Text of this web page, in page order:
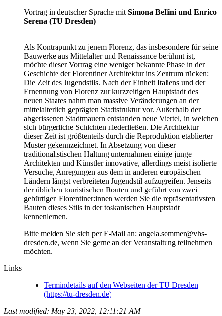
Vortrag in deutscher Sprache mit Simona Bellini und Enrico
Serena (TU Dresden)
Als Kontrapunkt zu jenem Florenz, das insbesondere für seine
Bauwerke aus Mittelalter und Renaissance berühmt ist,
möchte dieser Vortrag eine weniger bekannte Phase in der
Geschichte der Florentiner Architektur ins Zentrum rücken:
Die Zeit des Jugendstils. Nach der Einheit Italiens und der
Ernennung von Florenz zur kurzzeitigen Hauptstadt des
neuen Staates nahm man massive Veränderungen an der
mittelalterlich geprägten Stadtstruktur vor. Außerhalb der
abgerissenen Stadtmauern entstanden neue Viertel, in welchen
sich bürgerliche Schichten niederließen. Die Architektur
dieser Zeit ist größtenteils durch die Reproduktion etablierter
Muster gekennzeichnet. In Absetzung von dieser
traditionalistischen Haltung unternahmen einige junge
Architekten und Künstler innovative, allerdings meist isolierte
Versuche, Anregungen aus dem in anderen europäischen
Ländern längst verbreiteten Jugendstil aufzugreifen. Jenseits
der üblichen touristischen Routen und geführt von zwei
gebürtigen Florentiner:innen werden Sie die repräsentativsten
Bauten dieses Stils in der toskanischen Hauptstadt
kennenlernen.
Bitte melden Sie sich per E-Mail an: angela.sommer@vhs-
dresden.de, wenn Sie gerne an der Veranstaltung teilnehmen
möchten.
Links
Termindetails auf den Webseiten der TU Dresden
(https://tu-dresden.de)
Last modified: May 23, 2022, 12:11:21 AM